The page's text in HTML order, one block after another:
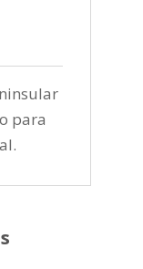
para